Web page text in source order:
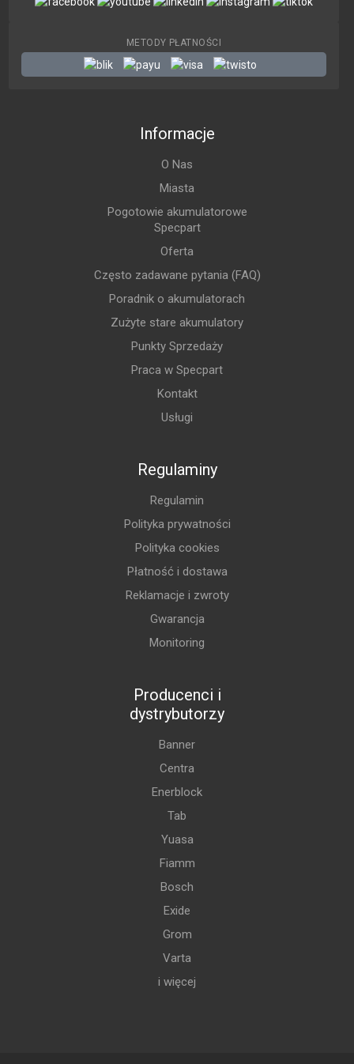
METODY PŁATNOŚCI
Informacje
O Nas
Miasta
Pogotowie akumulatorowe
Specpart
Oferta
Często zadawane pytania (FAQ)
Poradnik o akumulatorach
Zużyte stare akumulatory
Punkty Sprzedaży
Praca w Specpart
Kontakt
Usługi
Regulaminy
Regulamin
Polityka prywatności
Polityka cookies
Płatność i dostawa
Reklamacje i zwroty
Gwarancja
Monitoring
Producenci i
dystrybutorzy
Banner
Centra
Enerblock
Tab
Yuasa
Fiamm
Bosch
Exide
Grom
Varta
i więcej